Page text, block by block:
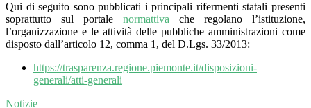
Qui di seguito sono pubblicati i principali rifermenti statali presenti
soprattutto sul portale normattiva
che regolano l’istituzione,
l’organizzazione e le attività delle pubbliche amministrazioni come
disposto dall’articolo 12, comma 1, del D.Lgs. 33/2013:
https://trasparenza.regione.piemonte.it/disposizioni-
generali/atti-generali
Notizie